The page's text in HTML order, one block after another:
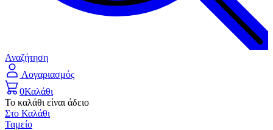
Αναζήτηση
Λογαριασμός
0Καλάθι
Το καλάθι είναι άδειο
Στο Καλάθι
Ταμείο